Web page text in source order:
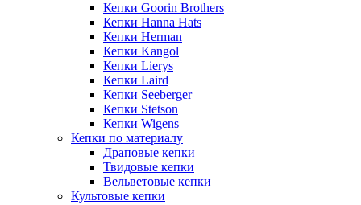
Кепки Goorin Brothers
Кепки Hanna Hats
Кепки Herman
Кепки Kangol
Кепки Lierys
Кепки Laird
Кепки Seeberger
Кепки Stetson
Кепки Wigens
Кепки по материалу
Драповые кепки
Твидовые кепки
Вельветовые кепки
Культовые кепки